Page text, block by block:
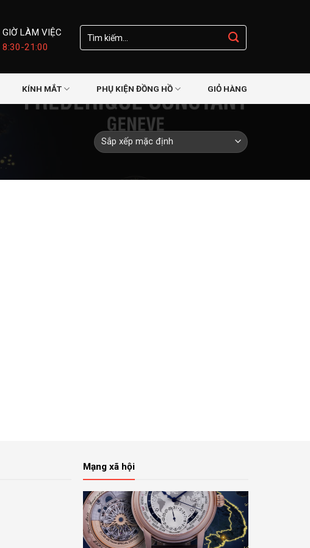
GIỜ LÀM VIỆC
8:30-21:00
Tìm
kiếm:
KÍNH MẮT PHỤ KIỆN ĐỒNG HỒ GIỎ HÀNG
Mạng xã hội